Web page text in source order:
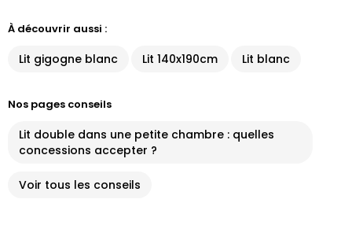
À découvrir aussi :
Lit gigogne blanc Lit 140x190cm Lit blanc
Nos pages conseils
Lit double dans une petite chambre : quelles
concessions accepter ?
Voir tous les conseils